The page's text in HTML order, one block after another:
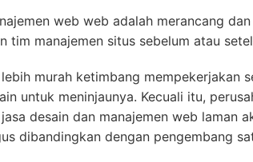
web web adalah merancang
tim manajemen situs sebelum atau
murah ketimbang mempekerjakan
untuk meninjaunya. Kecuali itu,
desain dan manajemen web laman
dibandingkan dengan pengembang